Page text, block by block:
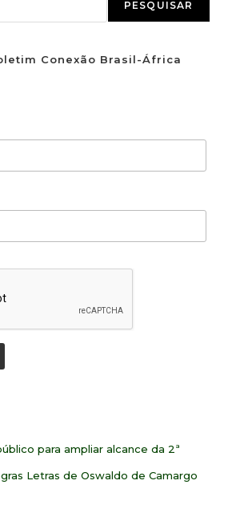
PESQUISAR
Conexão Brasil-África
para ampliar alcance da 2ª
Letras de Oswaldo de Camargo